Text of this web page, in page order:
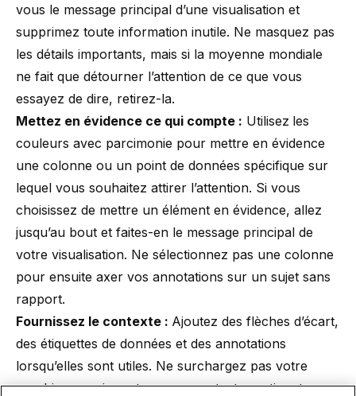
vous le message principal d’une visualisation et
supprimez toute information inutile. Ne masquez pas
les détails importants, mais si la moyenne mondiale
ne fait que détourner l’attention de ce que vous
essayez de dire, retirez-la.
Mettez en évidence ce qui compte : Utilisez les
couleurs avec parcimonie pour mettre en évidence
une colonne ou un point de données spécifique sur
lequel vous souhaitez attirer l’attention. Si vous
choisissez de mettre un élément en évidence, allez
jusqu’au bout et faites-en le message principal de
votre visualisation. Ne sélectionnez pas une colonne
pour ensuite axer vos annotations sur un sujet sans
rapport.
Fournissez le contexte : Ajoutez des flèches d’écart,
des étiquettes de données et des annotations
lorsqu’elles sont utiles. Ne surchargez pas votre
graphique, mais partagez un contexte pertinent avec